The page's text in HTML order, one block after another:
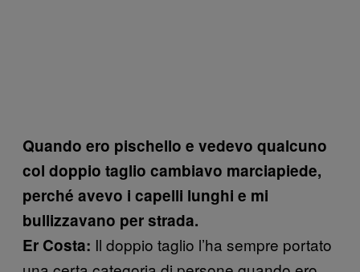
Quando ero pischello e vedevo qualcuno
col doppio taglio cambiavo marciapiede,
perché avevo i capelli lunghi e mi
bullizzavano per strada.
Er Costa: Il doppio taglio l’ha sempre portato